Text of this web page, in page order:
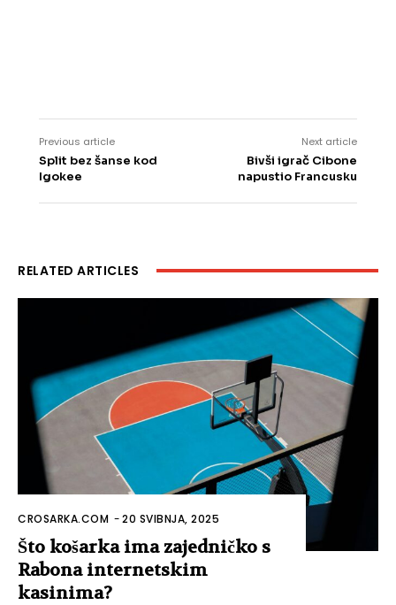
Previous article
Split bez šanse kod
Igokee
Next article
Bivši igrač Cibone
napustio Francusku
RELATED ARTICLES
CROSARKA.COM -20 SVIBNJA, 2025
Što košarka ima zajedničko s
Rabona internetskim
kasinima?